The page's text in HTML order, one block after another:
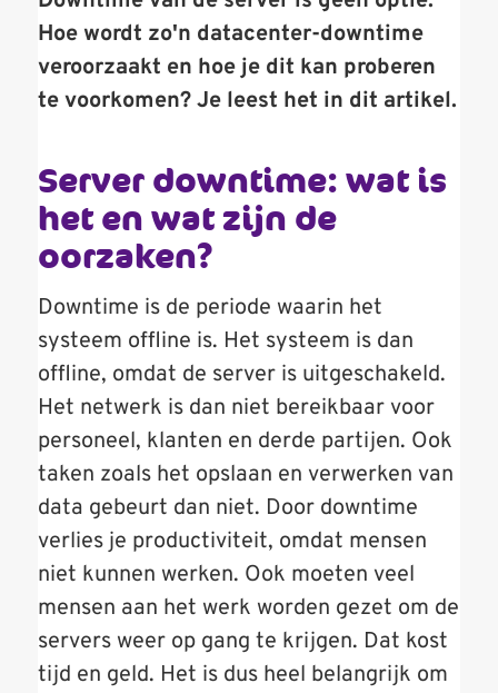
Hoe wordt zo'n datacenter-downtime
veroorzaakt en hoe je dit kan proberen
te voorkomen? Je leest het in dit artikel.
Server downtime: wat is
het en wat zijn de
oorzaken?
Downtime is de periode waarin het
systeem offline is. Het systeem is dan
offline, omdat de server is uitgeschakeld.
Het netwerk is dan niet bereikbaar voor
personeel, klanten en derde partijen. Ook
taken zoals het opslaan en verwerken van
data gebeurt dan niet. Door downtime
verlies je productiviteit, omdat mensen
niet kunnen werken. Ook moeten veel
mensen aan het werk worden gezet om de
servers weer op gang te krijgen. Dat kost
tijd en geld. Het is dus heel belangrijk om